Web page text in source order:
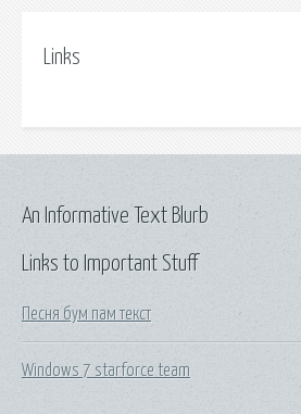
Links
Links to Important Stuff
Песня бум пам текст
Windows 7 starforce team
An Informative Text Blurb